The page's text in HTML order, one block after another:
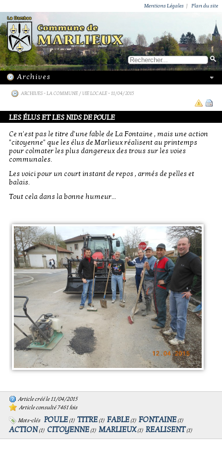
Mentions Légales | Plan du site
ARCHIVES-LA COMMUNE / VIE LOCALE- 11/04/2015
LES ÉLUS ET LES NIDS DE POULE
Ce n'est pas le titre d'une fable de La Fontaine , mais une action
"citoyenne" que les élus de Marlieux réalisent au printemps
pour colmater les plus dangereux des trous sur les voies
communales.
Les voici pour un court instant de repos , armés de pelles et
balais.
Tout cela dans la bonne humeur...
Article créé le 11/04/2015
Article consulté 7461 fois
Mots-clés
POULE (1) TITRE (1) FABLE (1) FONTAINE (1)
ACTION (1) CITOYENNE (1) MARLIEUX(1) REALISENT(1)